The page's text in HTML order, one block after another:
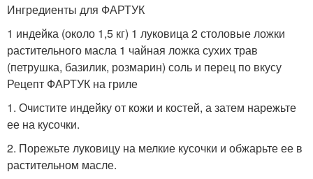
Ингредиенты для ФАРТУК
1 индейка (около 1,5 кг) 1 луковица 2 столовые ложки
растительного масла 1 чайная ложка сухих трав
(петрушка, базилик, розмарин) соль и перец по вкусу
Рецепт ФАРТУК на гриле
1. Очистите индейку от кожи и костей, а затем нарежьте
ее на кусочки.
2. Порежьте луковицу на мелкие кусочки и обжарьте ее в
растительном масле.